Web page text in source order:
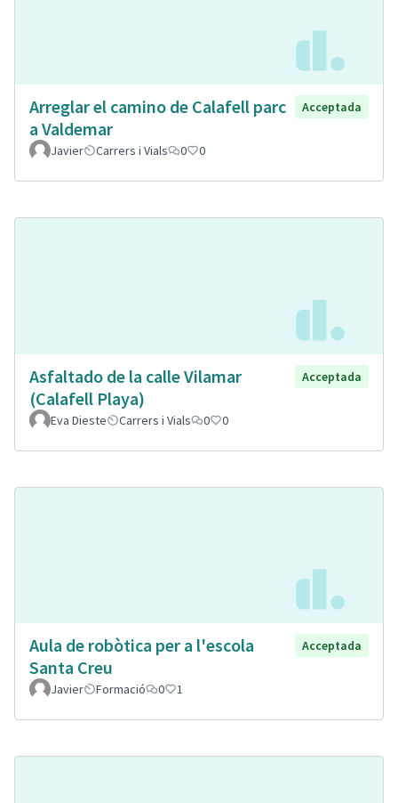
Arreglar el camino de Calafell parc
a Valdemar
Acceptada
Javier Carrers i Vials 0 0
Asfaltado de la calle Vilamar
(Calafell Playa)
Acceptada
Eva Dieste Carrers i Vials 0 0
Aula de robòtica per a l'escola
Santa Creu
Acceptada
Javier Formació 0 1